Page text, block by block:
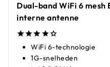
Dual-band WiFi 6 mesh
interne antenne
WiFi 6-technologie
1G-snelheden